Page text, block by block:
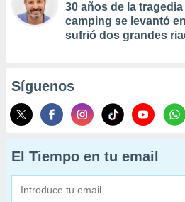
30 años de la
camping se levantó
sufrió dos grandes
Síguenos
El Tiempo en tu email